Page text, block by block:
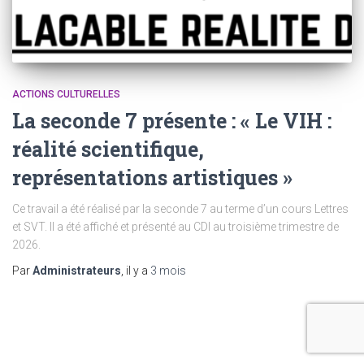
ACTIONS CULTURELLES
La seconde 7 présente : « Le VIH :
réalité scientifique,
représentations artistiques »
Ce travail a été réalisé par la seconde 7 au terme d’un cours Lettres
et SVT. Il a été affiché et présenté au CDI au troisième trimestre de
2026.
ParAdministrateurs , il y a 3 mois